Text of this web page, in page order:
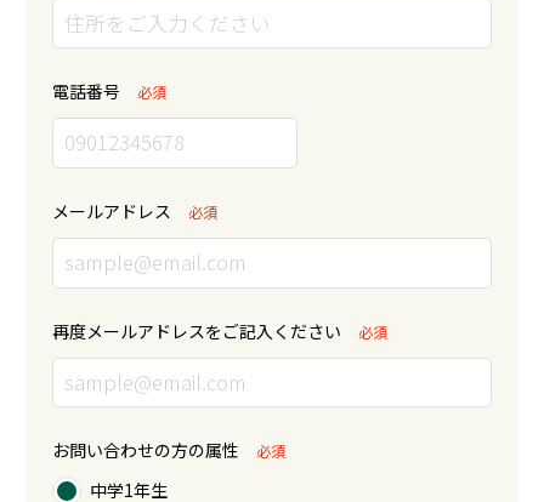
電話番号 必須
メールアドレス 必須
再度メールアドレスをご記入ください 必須
お問い合わせの方の属性 必須
中学1年生